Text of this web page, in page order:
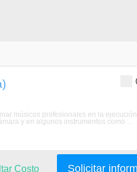
músicos profesionales en la
y en algunos instrumentos como ...
Solicitar
Costo